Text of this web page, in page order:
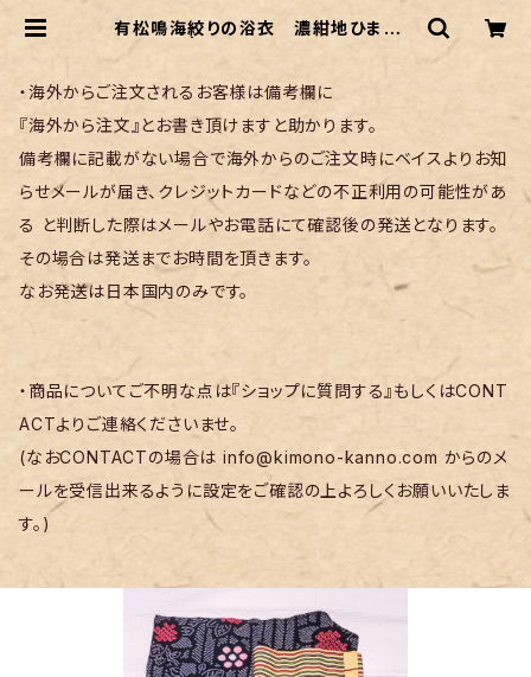
有松鳴海絞りの浴衣 濃紺地ひまわり
・海外からご注文されるお客様は備考欄に
『海外から注文』とお書き頂けますと助かります。
備考欄に記載がない場合で海外からのご注文時にベイスよりお知
らせメールが届き、クレジットカードなどの不正利用の可能性があ
る と判断した際はメールやお電話にて確認後の発送となります。
その場合は発送までお時間を頂きます。
なお発送は日本国内のみです。
・商品についてご不明な点は『ショップに質問する』もしくはCONT
ACTよりご連絡くださいませ。
(なおCONTACTの場合はinfo@kimono-kanno.com からのメ
ールを受信出来るように設定をご確認の上よろしくお願いいたしま
す。)